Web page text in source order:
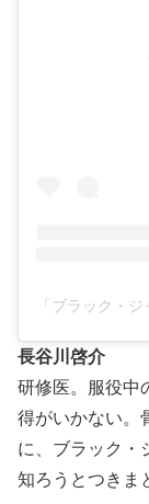
長谷川啓介
研修医。服役中
得がいかない。
に、ブラック・
知ろうとつきま